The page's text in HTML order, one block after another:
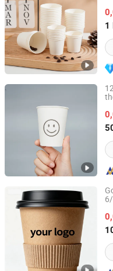
1
Jiangsu, China
Anhui Blum Paper &
Anhui, China
Fengyi Packaging
Shanghai, China